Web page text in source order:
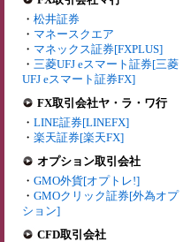
・ 松井証券
・ マネースクエア
・ マネックス証券[FXPLUS]
・ 三菱UFJ eスマート証券[三菱
UFJ eスマート証券FX]
FX取引会社ヤ・ラ・ワ行
・ LINE証券[LINEFX]
・ 楽天証券[楽天FX]
オプション取引会社
・ GMO外貨[オプトレ!]
・ GMOクリック証券[外為オプ
ション]
CFD取引会社